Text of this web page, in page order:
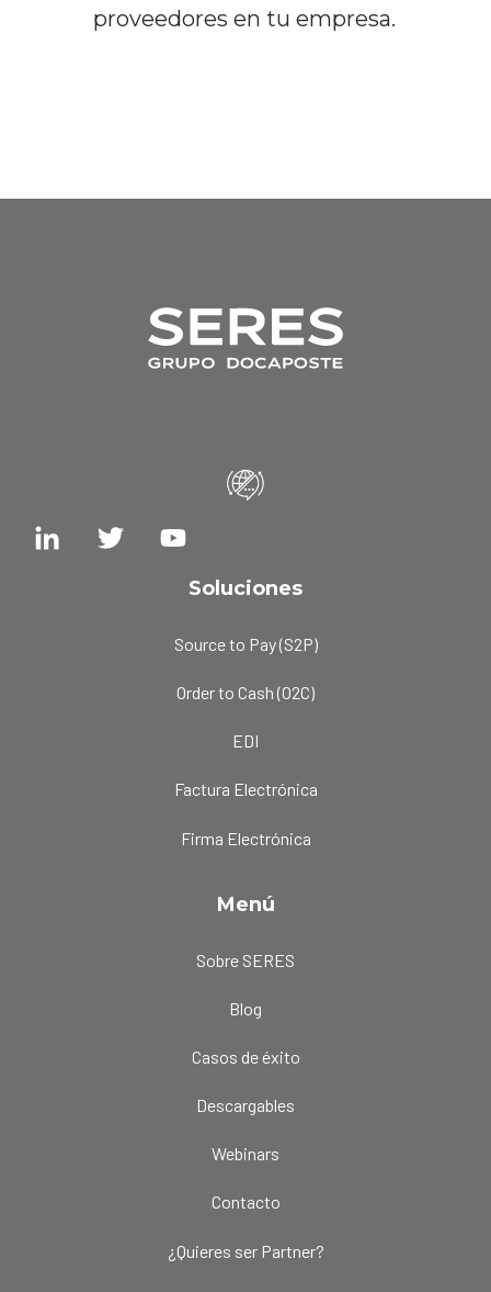
proveedores en tu empresa.
Soluciones
Source to Pay (S2P)
Order to Cash (O2C)
EDI
Factura Electrónica
Firma Electrónica
Menú
Sobre SERES
Blog
Casos de éxito
Descargables
Webinars
Contacto
¿Quieres ser Partner?